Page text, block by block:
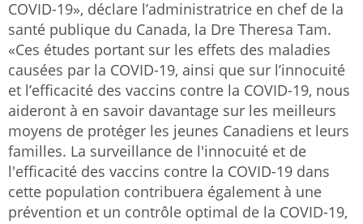
COVID-19», déclare l’administratrice en chef de la
santé publique du Canada, la Dre Theresa Tam.
«Ces études portant sur les effets des maladies
causées par la COVID-19, ainsi que sur l’innocuité
et l’efficacité des vaccins contre la COVID-19, nous
aideront à en savoir davantage sur les meilleurs
moyens de protéger les jeunes Canadiens et leurs
familles. La surveillance de l'innocuité et de
l'efficacité des vaccins contre la COVID-19 dans
cette population contribuera également à une
prévention et un contrôle optimal de la COVID-19,